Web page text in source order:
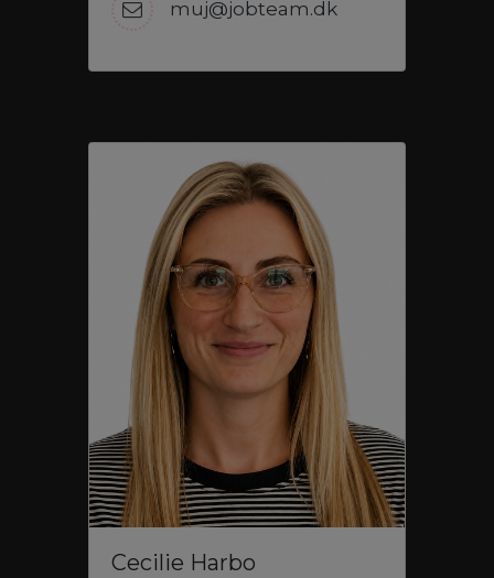
muj@jobteam.dk
Cecilie Harbo